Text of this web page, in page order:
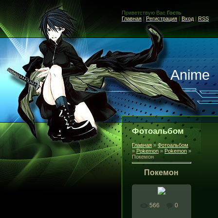
Приветствую Вас Гость
Главная | Регистрация | Вход | RSS
Anime
Фотоальбом
Главная » Фотоальбом
»Pokemon » Pokemon »
Покемон
Покемон
566 0